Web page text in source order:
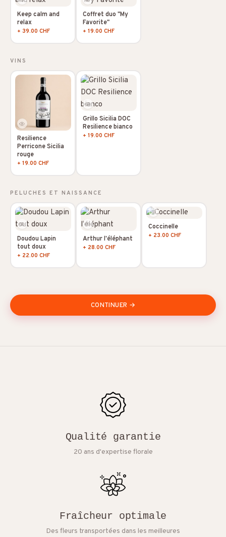
Keep calm and
relax
+ 39.00 CHF
Coffret duo "My
Favorite"
+ 19.00 CHF
VINS
Resilience
Perricone Sicilia
rouge
+ 19.00 CHF
Grillo Sicilia DOC
Resilience bianco
+ 19.00 CHF
PELUCHES ET NAISSANCE
Doudou Lapin
tout doux
+ 22.00 CHF
Arthur l'éléphant
+ 28.00 CHF
Coccinelle
+ 23.00 CHF
CONTINUER →
Qualité garantie
20 ans d'expertise florale
Fraîcheur optimale
Des fleurs transportées dans les meilleures